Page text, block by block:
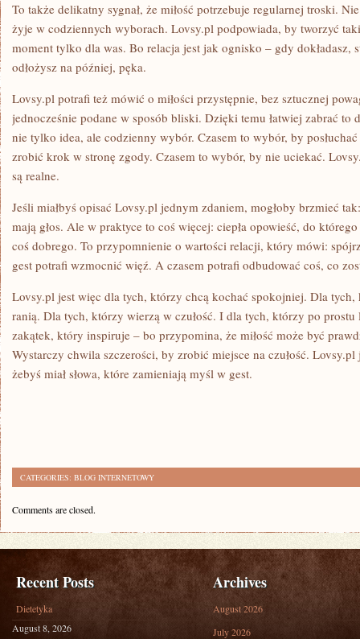
To także delikatny sygnał, że miłość potrzebuje regularnej troski.
żyje w codziennych wyborach. Lovsy.pl podpowiada, by tworzyć
moment tylko dla was. Bo relacja jest jak ognisko – gdy dokładasz,
odłożysz na później, pęka.
Lovsy.pl potrafi też mówić o miłości przystępnie, bez sztucznej
jednocześnie podane w sposób bliski. Dzięki temu łatwiej zabrać to
nie tylko idea, ale codzienny wybór. Czasem to wybór, by
zrobić krok w stronę zgody. Czasem to wybór, by nie uciekać.
są realne.
Jeśli miałbyś opisać Lovsy.pl jednym zdaniem, mogłoby brzmieć
mają głos. Ale w praktyce to coś więcej: ciepła opowieść, do
coś dobrego. To przypomnienie o wartości relacji, który mówi:
gest potrafi wzmocnić więź. A czasem potrafi odbudować coś, co
Lovsy.pl jest więc dla tych, którzy chcą kochać spokojniej. Dla tych,
ranią. Dla tych, którzy wierzą w czułość. I dla tych, którzy po
zakątek, który inspiruje – bo przypomina, że miłość może być
Wystarczy chwila szczerości, by zrobić miejsce na czułość.
żebyś miał słowa, które zamieniają myśl w gest.
CATEGORIES: BLOG INTERNETOWY
Comments are closed.
Recent Posts
Dietetyka
August 8, 2026
Archives
August 2026
July 2026